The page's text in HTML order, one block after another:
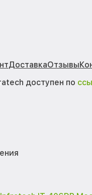
ДоставкаОтзывы
доступен по